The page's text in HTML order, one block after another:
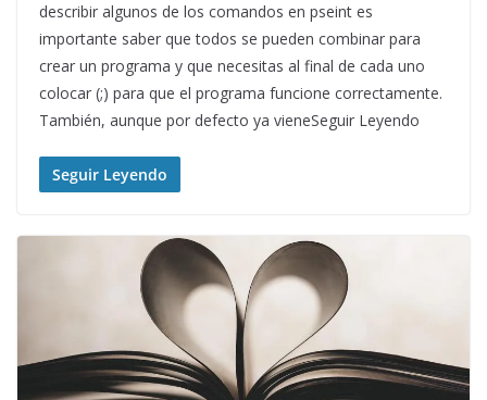
describir algunos de los comandos en pseint es
importante saber que todos se pueden combinar para
crear un programa y que necesitas al final de cada uno
colocar (;) para que el programa funcione correctamente.
También, aunque por defecto ya vieneSeguir Leyendo
Seguir Leyendo